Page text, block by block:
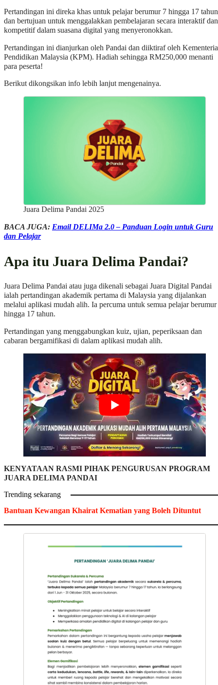
Pertandingan ini direka khas untuk pelajar berumur 7 hingga 17 tahun
dan bertujuan untuk menggalakkan pembelajaran secara interaktif dan
kompetitif dalam suasana digital yang menyeronokkan.
Pertandingan ini dianjurkan oleh Pandai dan diiktiraf oleh
Pendidikan Malaysia (KPM). Hadiah sehingga RM250,000 menanti
para peserta!
Berikut dikongsikan info lebih lanjut mengenainya.
Juara Delima Pandai 2025
BACA JUGA: Email DELIMa 2.0 – Panduan Login untuk Guru
dan Pelajar
Apa itu Juara Delima Pandai?
Juara Delima Pandai atau juga dikenali sebagai Juara Digital Pandai
ialah pertandingan akademik pertama di Malaysia yang dijalankan
melalui aplikasi mudah alih. Ia percuma untuk semua pelajar
hingga 17 tahun.
Pertandingan yang menggabungkan kuiz, ujian, peperiksaan dan
cabaran bergamifikasi di dalam aplikasi mudah alih.
KENYATAAN RASMI PIHAK PENGURUSAN PROGRAM
JUARA DELIMA PANDAI
Trending sekarang
Bantuan Kewangan Khairat Kematian yang Boleh Dituntut